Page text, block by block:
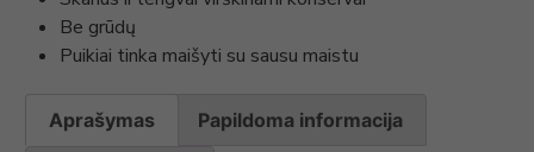
Be grūdų
Puikiai tinka maišyti su sausu maistu
Aprašymas Papildoma informacija